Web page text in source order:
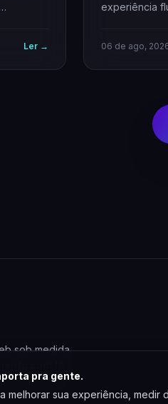
Ler →
experiência
06 de ago,
sob medida.
reservados.
pra gente.
melhorar sua experiência, medir